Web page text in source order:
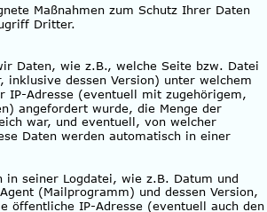
Maßnahmen zum Schutz Ihrer Daten
Dritter.
Daten, wie z.B., welche Seite bzw. Datei
inklusive dessen Version) unter welchem
IP-Adresse (eventuell mit zugehörigem,
angefordert wurde, die Menge der
war, und eventuell, von welcher
Daten werden automatisch in einer
in seiner Logdatei, wie z.B. Datum und
(Mailprogramm) und dessen Version,
öffentliche IP-Adresse (eventuell auch den